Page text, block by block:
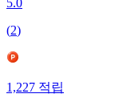
5.0
(2)
1,227적립